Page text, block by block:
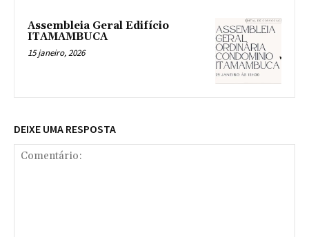
Assembleia Geral Edifício
ITAMAMBUCA
15 janeiro, 2026
DEIXE UMA RESPOSTA